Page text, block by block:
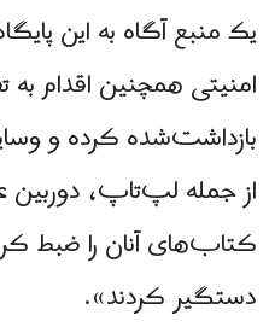
یک منبع آگاه به این
امنیتی همچنین اقدام
بازداشت‌‌شده کرده‌ و
از جمله لپ‌تاپ،
کتاب‌های آنان را ضبط
دستگیر کردند».